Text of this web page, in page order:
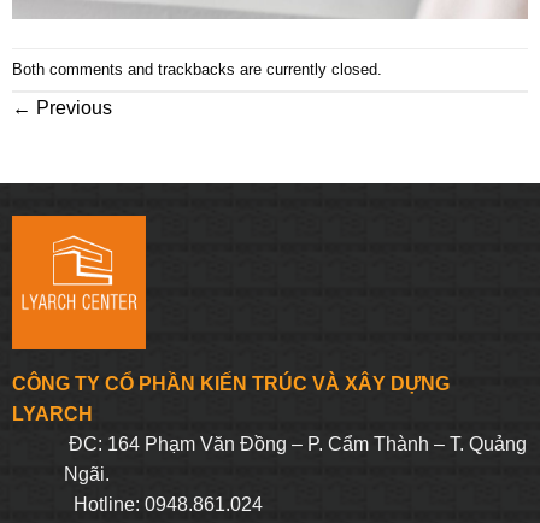
Both comments and trackbacks are currently closed.
← Previous
CÔNG TY CỔ PHẦN KIẾN TRÚC VÀ XÂY DỰNG
LYARCH
ĐC: 164 Phạm Văn Đồng – P. Cẩm Thành – T. Quảng
Ngãi.
Hotline: 0948.861.024